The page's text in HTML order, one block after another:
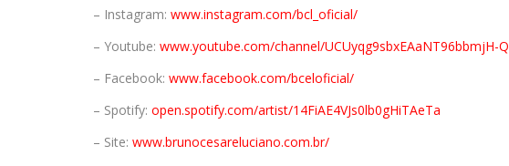
– Instagram: www.instagram.com/bcl_oficial/
– Youtube: www.youtube.com/channel/UCUyqg9sbxEAaNT96bbmjH-Q
– Facebook: www.facebook.com/bceloficial/
– Spotify: open.spotify.com/artist/14FiAE4VJs0lb0gHiTAeTa
– Site: www.brunocesareluciano.com.br/